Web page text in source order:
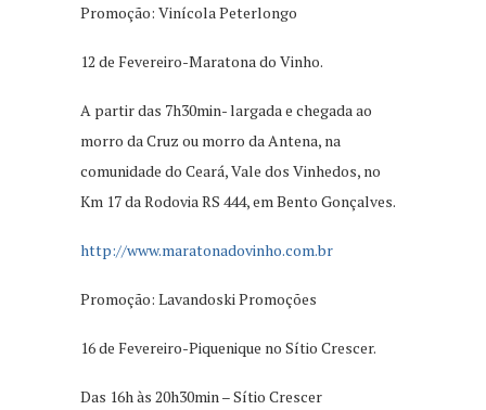
Promoção: Vinícola Peterlongo
12 de Fevereiro-Maratona do Vinho.
A partir das 7h30min- largada e chegada ao
morro da Cruz ou morro da Antena, na
comunidade do Ceará, Vale dos Vinhedos, no
Km 17 da Rodovia RS 444, em Bento Gonçalves.
http://www.maratonadovinho.com.br
Promoção: Lavandoski Promoções
16 de Fevereiro-Piquenique no Sítio Crescer.
Das 16h às 20h30min – Sítio Crescer